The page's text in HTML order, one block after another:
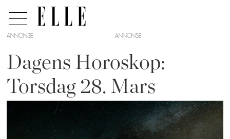
ANNONSE
Dagens Horoskop:
Torsdag 28. Mars